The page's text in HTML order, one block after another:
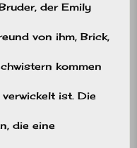
der Emily
von ihm, Brick,
kommen
ist. Die
die eine